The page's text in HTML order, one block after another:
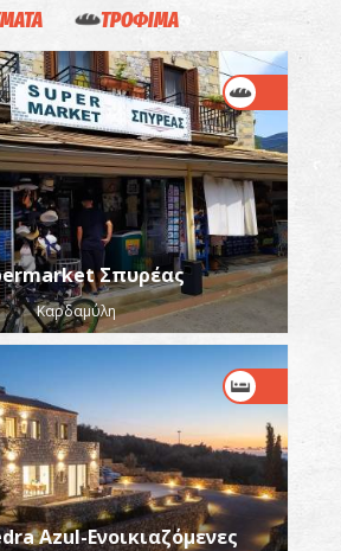
ΤΡΟΦΙΜΑ
Σπυρέας
Καρδαμύλη
Azul-Ενοικιαζόμενες